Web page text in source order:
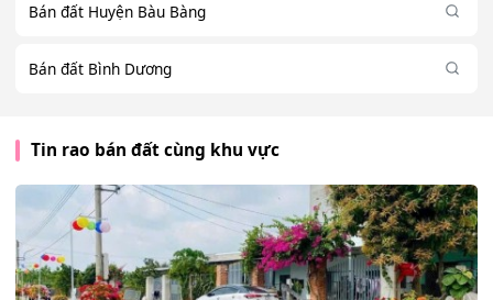
Bán đất Huyện Bàu Bàng
Bán đất Bình Dương
Tin rao bán đất cùng khu vực